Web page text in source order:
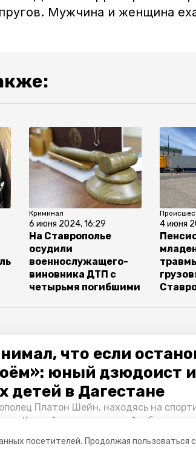
посетителей. Продолжая пользоваться
что если
юный дзюдоист
детей в Дагестане
Платон Шейн, находясь на
в Каспийском море детей и
«Победы26» пообщался с
Мужчина и женщина
Криминал
6 июня 2024, 16:29
На Ставрополье
осудили
военнослужащего-
виновника ДТП с
четырьмя погибшими
4 июня
авария
мвд россии по ставропольскому краю